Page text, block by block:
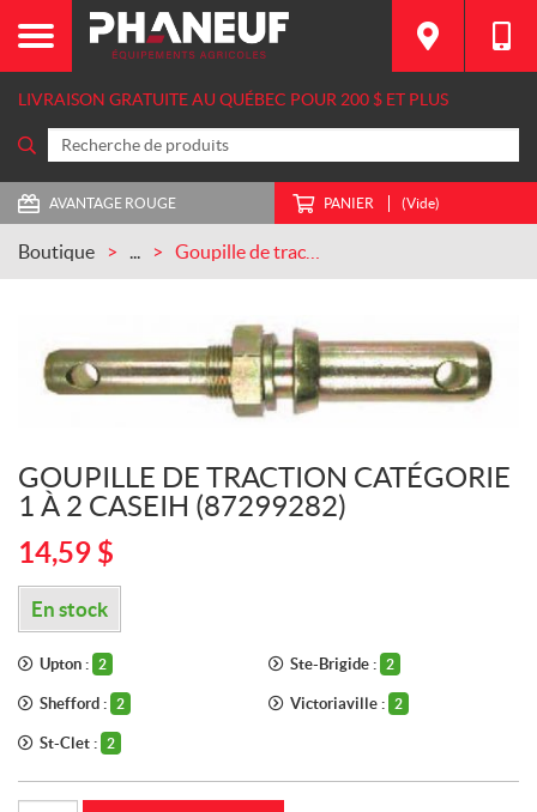
LIVRAISON GRATUITE AU QUÉBEC POUR 200 $ ET PLUS
AVANTAGE ROUGE PANIER (Vide)
Boutique ...
GOUPILLE DE TRACTION CATÉGORIE
1 À 2 CASEIH (87299282)
14,59 $
En stock
Upton : 2 Ste-Brigide : 2
Shefford : 2 Victoriaville : 2
St-Clet : 2